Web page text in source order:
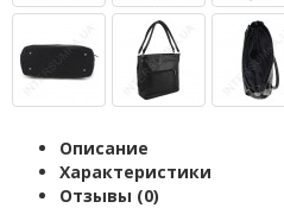
Описание
Характеристики
Отзывы (0)